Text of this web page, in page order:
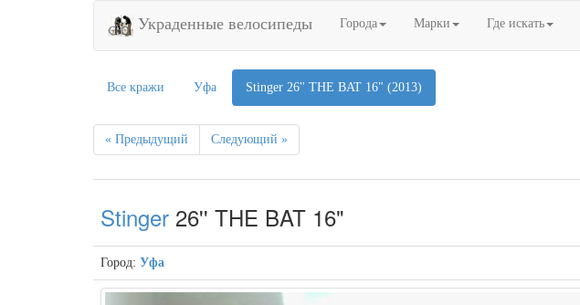
Украденные велосипеды Города Марки Где искать
Все кражи Уфа Stinger 26'' THE BAT 16" (2013)
« Предыдущий Следующий »
Stinger 26'' THE BAT 16"
Город: Уфа